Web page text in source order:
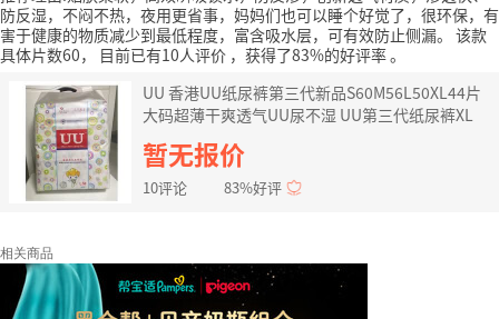
防反湿，不闷不热，夜用更省事，妈妈们也可以睡个好觉了，很环保，有
害于健康的物质减少到最低程度，富含吸水层，可有效防止侧漏。 该款
具体片数60，
目前已有10人评价 ，获得了83%的好评率。
UU 香港UU纸尿裤第三代新品S60M56L50XL44片
大码超薄干爽透气UU尿不湿 UU第三代纸尿裤XL
暂无报价
10评论 83%好评
相关商品